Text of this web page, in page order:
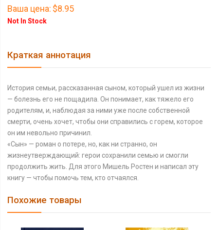
Ваша цена: $8.95
Not In Stock
Краткая аннотация
История семьи, рассказанная сыном, который ушел из жизни
— болезнь его не пощадила. Он понимает, как тяжело его
родителям, и, наблюдая за ними уже после собственной
смерти, очень хочет, чтобы они справились с горем, которое
он им невольно причинил.
«Сын» — роман о потере, но, как ни странно, он
жизнеутверждающий: герои сохранили семью и смогли
продолжить жить. Для этого Мишель Ростен и написал эту
книгу — чтобы помочь тем, кто отчаялся.
Похожие товары